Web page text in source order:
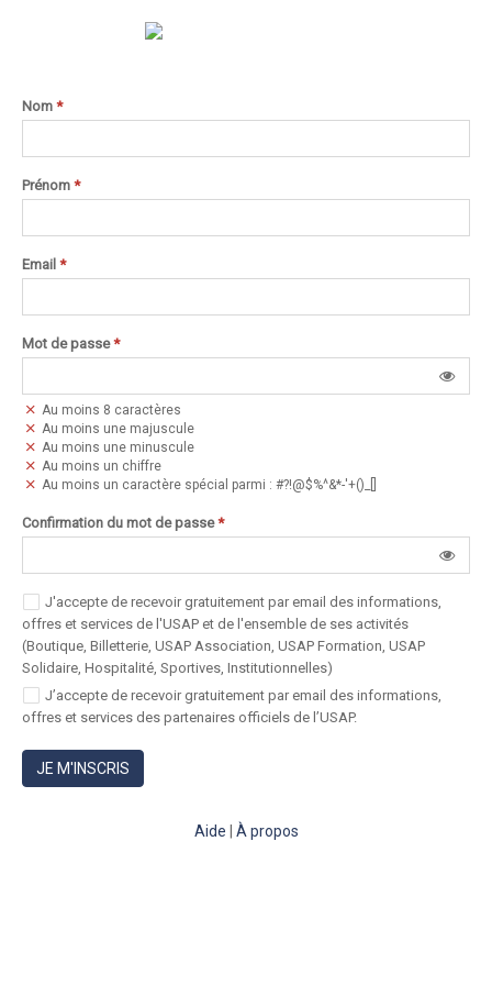
Nom *
Prénom *
Email *
Mot de passe*
Au moins 8 caractères
Au moins une majuscule
Au moins une minuscule
Au moins un chiffre
Au moins un caractère spécial parmi : #?!@$%^&*-'+()_[]
Confirmation du mot de passe*
J'accepte de recevoir gratuitement par email des informations,
offres et services de l'USAP et de l'ensemble de ses activités
(Boutique, Billetterie, USAP Association, USAP Formation, USAP
Solidaire, Hospitalité, Sportives, Institutionnelles)
J’accepte de recevoir gratuitement par email des informations,
offres et services des partenaires officiels de l’USAP.
JE M'INSCRIS
Aide À propos